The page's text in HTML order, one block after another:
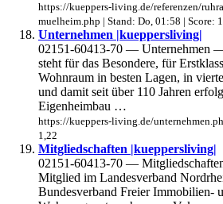
https://kueppers-living.de/referenzen/
muelheim.php | Stand: Do, 01:58 | Score:
Unternehmen |kueppersliving|
02151-60413-70 — Unternehmen
steht für das Besondere, für
Wohnraum in besten Lagen, in
und damit seit über 110 Jahren
Eigenheimbau …
https://kueppers-living.de/
1,22
Mitgliedschaften |kueppersliving|
02151-60413-70 —
Mitglied im Landesverband
Bundesverband Freier Immobilien-